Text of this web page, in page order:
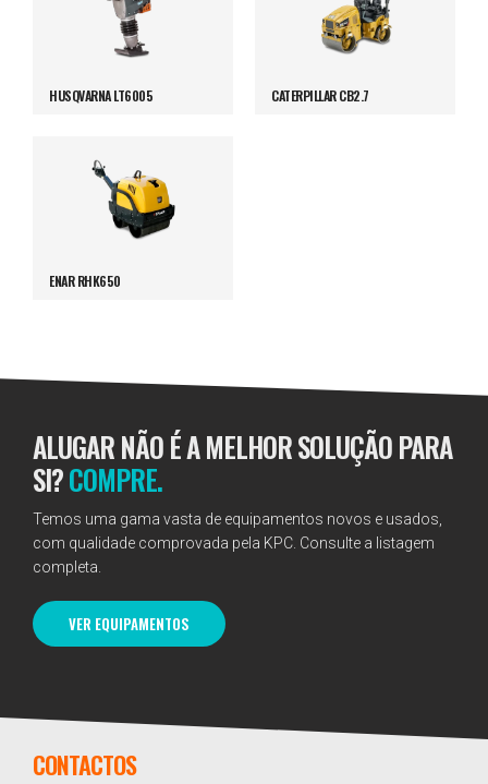
HUSQVARNA LT6005 CATERPILLAR CB2.7
ENAR RHK650
ALUGAR NÃO É A MELHOR SOLUÇÃO PARA
SI?COMPRE.
Temos uma gama vasta de equipamentos novos e usados,
com qualidade comprovada pela KPC. Consulte a listagem
completa.
VER EQUIPAMENTOS
CONTACTOS